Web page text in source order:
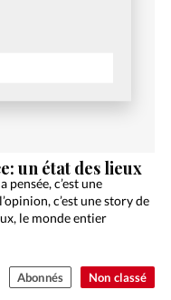
Non classé
un état des lieux
pensée, c’est une
c’est une story de
le monde entier
Abonnés